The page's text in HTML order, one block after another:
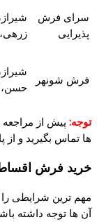
سرای فرش
پذیرایی
فرش شونهر
حسن،
توجه: پیش از
ها تماس بگیرید و
خرید فرش
مهم ترین شرایطی
آن ها توجه داشته